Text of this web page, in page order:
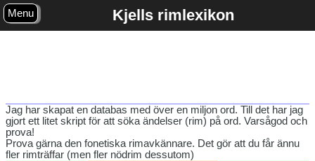
Menu Kjells rimlexikon
Jag har skapat en databas med över en miljon ord. Till det har jag
gjort ett litet skript för att söka ändelser (rim) på ord. Varsågod och
prova!
Prova gärna den fonetiska rimavkännare. Det gör att du får ännu
fler rimträffar (men fler nödrim dessutom)